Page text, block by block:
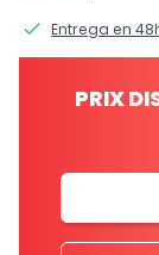
done Entrega en
PRIX